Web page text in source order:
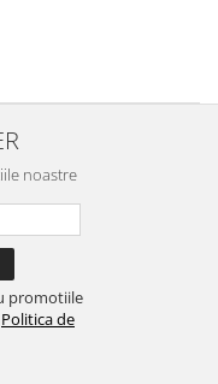
noastre
promotiile
Politica de